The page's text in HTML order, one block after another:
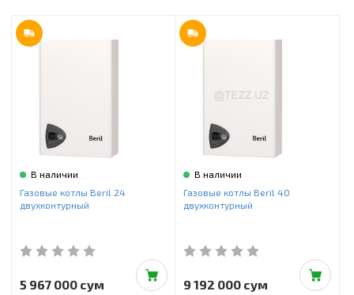
Пылесосы
В наличии
Газовые котлы Beril 24
двухконтурный
5 967 000 сум
В наличии
Газовые котлы Beril 40
двухконтурный
9 192 000 сум